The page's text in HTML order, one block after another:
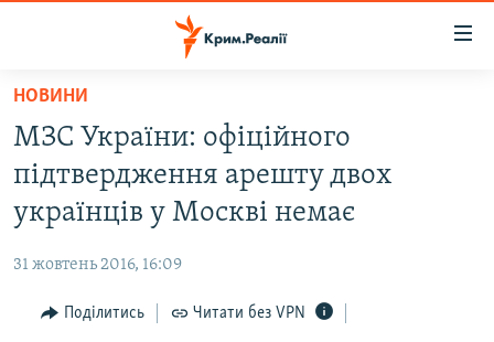
Перейти
основного
матеріалу
Перейти
до
основної
Перейти
ВОДА.КРИМ
ВІДЕО ТА ФОТО
БЛОГИ
ПОГЛЯД
НОВИНИ
МЗС України: офіційного
підтвердження арешту двох
українців у Москві немає
31 жовтень 2016, 16:09
Поділитись Читати без VPN